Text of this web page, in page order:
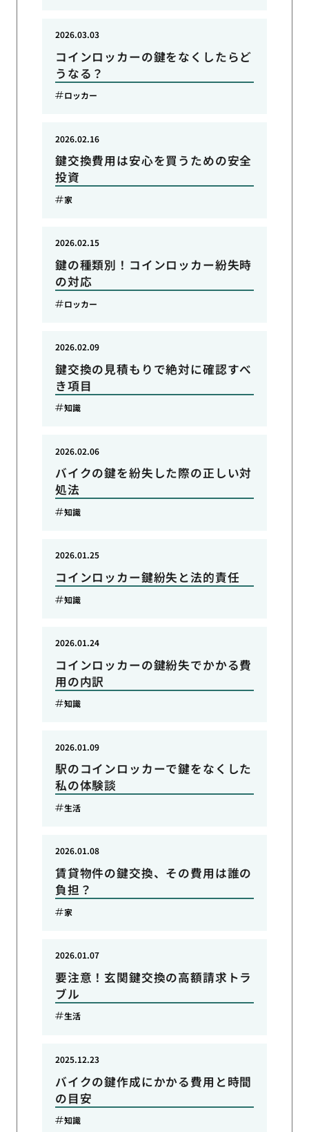
コインロッカーの鍵をなくしたらど
うなる？
2026.03.03
ロッカー
鍵交換費用は安心を買うための安全
投資
2026.02.16
家
鍵の種類別！コインロッカー紛失時
の対応
2026.02.15
ロッカー
鍵交換の見積もりで絶対に確認すべ
き項目
2026.02.09
知識
バイクの鍵を紛失した際の正しい対
処法
2026.02.06
知識
コインロッカー鍵紛失と法的責任
2026.01.25
知識
コインロッカーの鍵紛失でかかる費
用の内訳
2026.01.24
知識
駅のコインロッカーで鍵をなくした
私の体験談
2026.01.09
生活
賃貸物件の鍵交換、その費用は誰の
負担？
2026.01.08
家
要注意！玄関鍵交換の高額請求トラ
ブル
2026.01.07
生活
バイクの鍵作成にかかる費用と時間
の目安
2025.12.23
知識